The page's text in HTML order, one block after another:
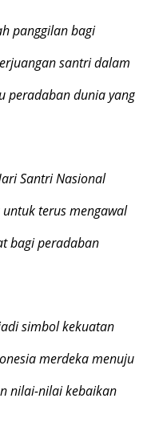
panggilan bagi
santri dalam
peradaban dunia yang
Santri Nasional
terus mengawal
bagi peradaban
simbol kekuatan
merdeka menuju
nilai-nilai kebaikan